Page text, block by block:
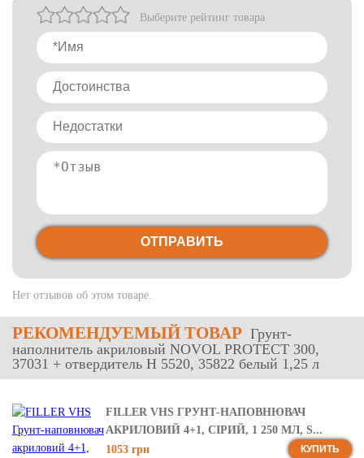
Нет отзывов об этом товаре.
Выберите рейтинг товара
ОТПРАВИТЬ
РЕКОМЕНДУЕМЫЙ ТОВАР Грунт-
наполнитель акриловый NOVOL PROTECT 300,
37031 + отвердитель H 5520, 35822 белый 1,25 л
FILLER VHS ГРУНТ-НАПОВНЮВАЧ
АКРИЛОВИЙ 4+1, СІРИЙ, 1 250 МЛ, S...
1053 грн
КУПИТЬ